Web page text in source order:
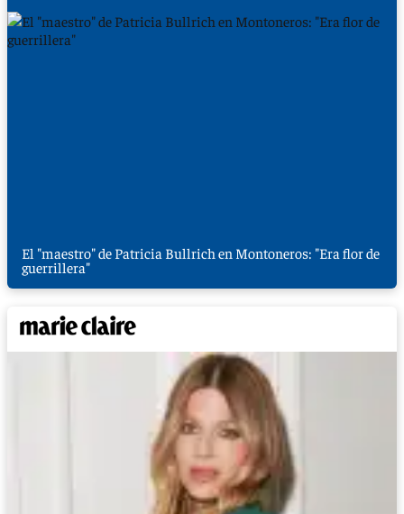
El "maestro" de Patricia Bullrich en Montoneros: "Era flor de
guerrillera"